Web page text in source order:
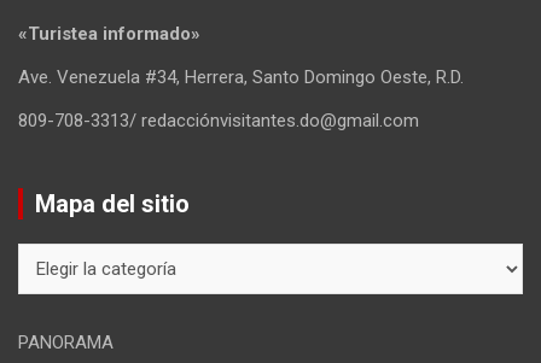
«Turistea informado»
Ave. Venezuela #34, Herrera, Santo Domingo Oeste, R.D.
809-708-3313/ redacciónvisitantes.do@gmail.com
Mapa del sitio
del
PANORAMA